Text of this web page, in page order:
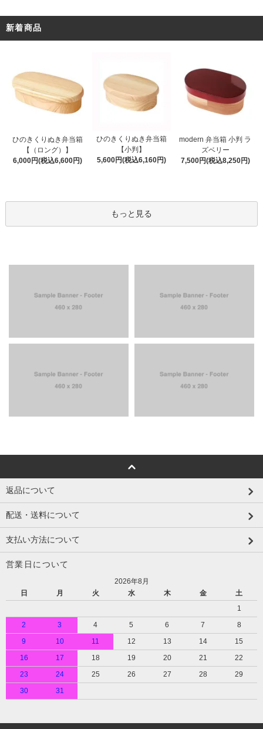
新着商品
ひのきくりぬき弁当箱
【（ロング）】
6,000円(税込6,600円)
ひのきくりぬき弁当箱
【小判】
5,600円(税込6,160円)
modern 弁当箱 小判 ラ
ズベリー
7,500円(税込8,250円)
もっと見る
返品について
配送・送料について
支払い方法について
営業日について
2026年8月
日
月 火 水 木 金
土
1
2
3 4 5 6 7
8
9
10 11 12 13 14
15
16
17 18 19 20 21
22
23
24 25 26 27 28
29
30
31